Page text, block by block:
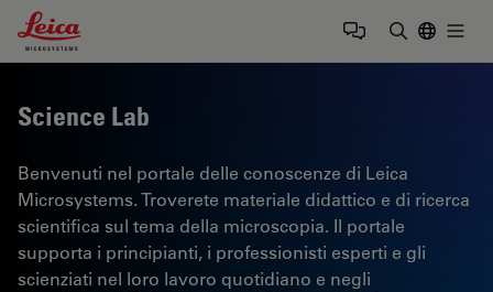
Leica Microsystems Logo
Science Lab
Benvenuti nel portale delle conoscenze di Leica
Microsystems. Troverete materiale didattico e di ricerca
scientifica sul tema della microscopia. Il portale
supporta i principianti, i professionisti esperti e gli
scienziati nel loro lavoro quotidiano e negli